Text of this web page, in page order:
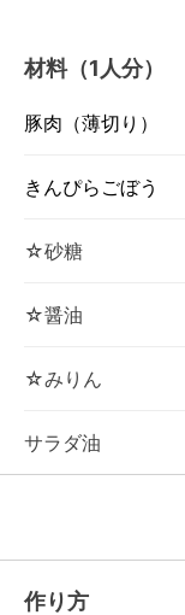
材料（1人分）
豚肉（薄切り）
きんぴらごぼう
☆砂糖
☆醤油
☆みりん
サラダ油
作り方